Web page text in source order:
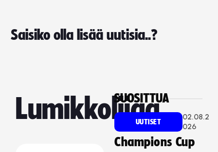
Saisiko olla lisää uutisia..?
Lumikkoliiga
SUOSITTUA
UUTISET
02.08.2
026
Champions Cup